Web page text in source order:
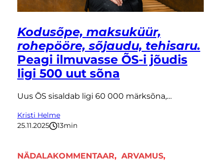
Kodusõpe, maksuküür,
rohepööre, sõjaudu, tehisaru.
Peagi ilmuvasse ÕS-i jõudis
ligi 500 uut sõna
Uus ÕS sisaldab ligi 60 000 märksõna,…
Kristi Helme
25.11.2025
13minutit
NÄDALAKOMMENTAAR, ARVAMUS,